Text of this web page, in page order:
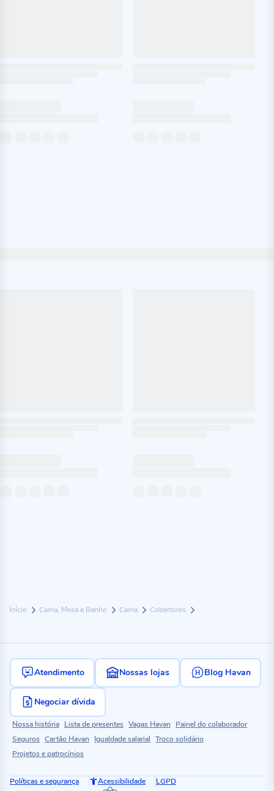
Início Cama, Mesa e Banho Cama Cobertores
Atendimento Nossas lojas Blog Havan
Negociar dívida
Nossa história Lista de presentes Vagas Havan
Painel do colaborador
Seguros Cartão Havan Igualdade salarial Troco solidário
Projetos e patrocínios
Políticas e segurança Acessibilidade
LGPD